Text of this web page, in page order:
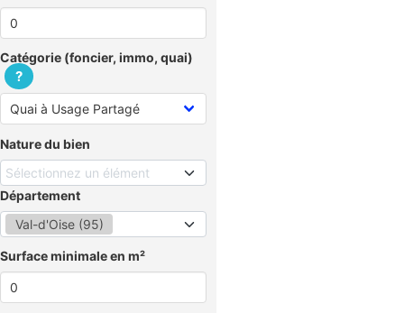
Catégorie (foncier, immo, quai)
?
Nature du bien
Sélectionnez un élément
Département
Val-d'Oise (95)
Surface minimale en m²